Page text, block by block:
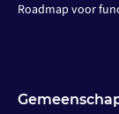
Roadmap voor